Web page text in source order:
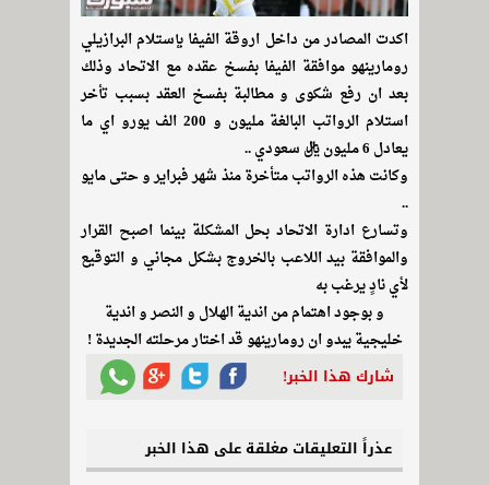
اكدت المصادر من داخل اروقة الفيفا بإستلام البرازيلي
رومارينهو موافقة الفيفا بفسخ عقده مع الاتحاد وذلك
بعد ان رفع شكوى و مطالبة بفسخ العقد بسبب تأخر
استلام الرواتب البالغة مليون و 200 الف يورو اي ما
يعادل 6 مليون ريال سعودي ..
وكانت هذه الرواتب متأخرة منذ شهر فبراير و حتى مايو
..
وتسارع ادارة الاتحاد بحل المشكلة بينما اصبح القرار
والموافقة بيد اللاعب بالخروج بشكل مجاني و التوقيع
لأي نادٍ يرغب به
و بوجود اهتمام من اندية الهلال و النصر و اندية
خليجية يبدو ان رومارينهو قد اختار مرحلته الجديدة !
شارك هذا الخبر!
عذراً التعليقات مغلقة على هذا الخبر